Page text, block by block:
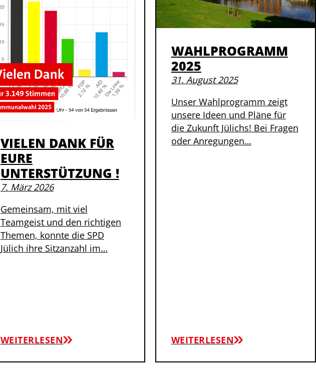
VIELEN DANK FÜR
EURE
UNTERSTÜTZUNG !
7. März 2026
Gemeinsam, mit viel
Teamgeist und den richtigen
Themen, konnte die SPD
Jülich ihre Sitzanzahl im…
WEITERLESEN
WAHLPROGRAMM
2025
31. August 2025
Unser Wahlprogramm zeigt
unsere Ideen und Pläne für
die Zukunft Jülichs! Bei Fragen
oder Anregungen…
WEITERLESEN